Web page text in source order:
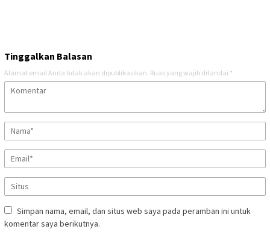
Tinggalkan Balasan
Alamat email Anda tidak akan dipublikasikan. Ruas yang wajib ditandai *
Simpan nama, email, dan situs web saya pada peramban ini untuk
komentar saya berikutnya.